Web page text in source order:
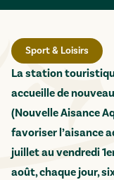
Sport & Loisirs
La station
accueille de
(Nouvelle Aisance
favoriser l’aisance
juillet au vendredi
août, chaque jour,